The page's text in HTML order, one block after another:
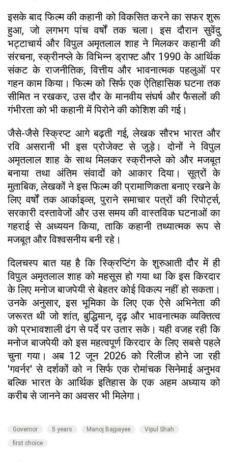
इसके बाद फिल्म की कहानी को विकसित करने का सफर शुरू
हुआ, जो लगभग पांच वर्षों तक चला। इस दौरान सुवेंदु
भट्टाचार्य और विपुल अमृतलाल शाह ने मिलकर कहानी की
संरचना, स्क्रीनप्ले के विभिन्न ड्राफ्ट और 1990 के आर्थिक
संकट के राजनीतिक, वित्तीय और भावनात्मक पहलुओं पर
गहन काम किया। फिल्म को सिर्फ एक ऐतिहासिक घटना तक
सीमित न रखकर, उस दौर के मानवीय संघर्ष और फैसलों की
गंभीरता को भी कहानी में पिरोने की कोशिश की गई।
जैसे-जैसे स्क्रिप्ट आगे बढ़ती गई, लेखक सौरभ भारत और
रवि असरानी भी इस प्रोजेक्ट से जुड़े। दोनों ने विपुल
अमृतलाल शाह के साथ मिलकर स्क्रीनप्ले को और मजबूत
बनाया तथा अंतिम संवादों को आकार दिया। सूत्रों के
मुताबिक, लेखकों ने इस फिल्म की प्रामाणिकता बनाए रखने के
लिए वर्षों तक आर्काइव्स, पुराने समाचार पत्रों की रिपोर्ट्स,
सरकारी दस्तावेजों और उस समय की वास्तविक घटनाओं का
गहराई से अध्ययन किया, ताकि कहानी तथ्यात्मक रूप से
मजबूत और विश्वसनीय बनी रहे।
दिलचस्प बात यह है कि स्क्रिप्टिंग के शुरुआती दौर में ही
विपुल अमृतलाल शाह को महसूस हो गया था कि इस किरदार
के लिए मनोज बाजपेयी से बेहतर कोई विकल्प नहीं हो सकता।
उनके अनुसार, इस भूमिका के लिए एक ऐसे अभिनेता की
जरूरत थी जो शांत, बुद्धिमान, दृढ़ और भावनात्मक व्यक्तित्व
को प्रभावशाली ढंग से पर्दे पर उतार सके। यही वजह रही कि
मनोज बाजपेयी को इस महत्वपूर्ण किरदार के लिए सबसे पहले
चुना गया। अब 12 जून 2026 को रिलीज होने जा रही
'गवर्नर' से दर्शकों को न सिर्फ एक रोमांचक सिनेमाई अनुभव
बल्कि भारत के आर्थिक इतिहास के एक अहम अध्याय को
करीब से जानने का अवसर भी मिलेगा।
Governor 5 years Manoj Bajpayee
Vipul Shah
first choice